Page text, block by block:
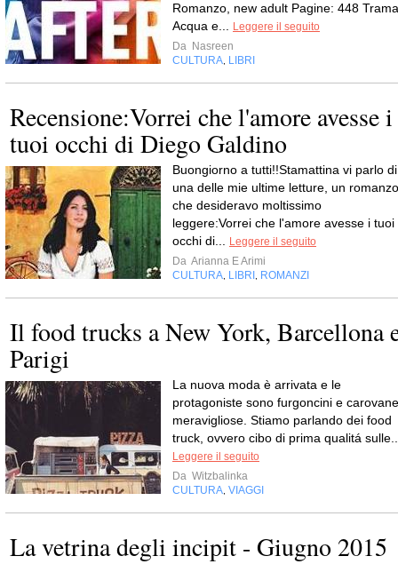
Romanzo, new adult Pagine: 448
Acqua e...
Leggere il seguito
Da Nasreen
CULTURA LIBRI
Recensione:Vorrei che l'amore avesse i
tuoi occhi di Diego Galdino
Buongiorno a tutti!!Stamattina vi parlo di
una delle mie ultime letture, un romanzo
che desideravo moltissimo
leggere:Vorrei che l'amore avesse i tuoi
occhi di...
Leggere il seguito
Da Arianna E Arimi
CULTURA LIBRI ROMANZI
Il food trucks a New York, Barcellona
Parigi
La nuova moda è arrivata e le
protagoniste sono furgoncini e carovane
meravigliose. Stiamo parlando dei food
truck, ovvero cibo di prima qualitá
Leggere il seguito
Da Witzbalinka
CULTURA VIAGGI
La vetrina degli incipit - Giugno 2015